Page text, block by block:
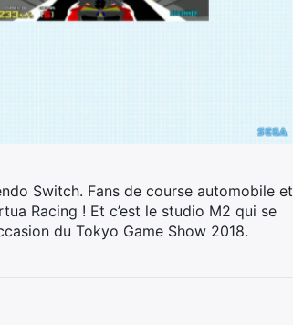
Switch. Fans de course automobile et
Racing ! Et c’est le studio M2 qui se
du Tokyo Game Show 2018.